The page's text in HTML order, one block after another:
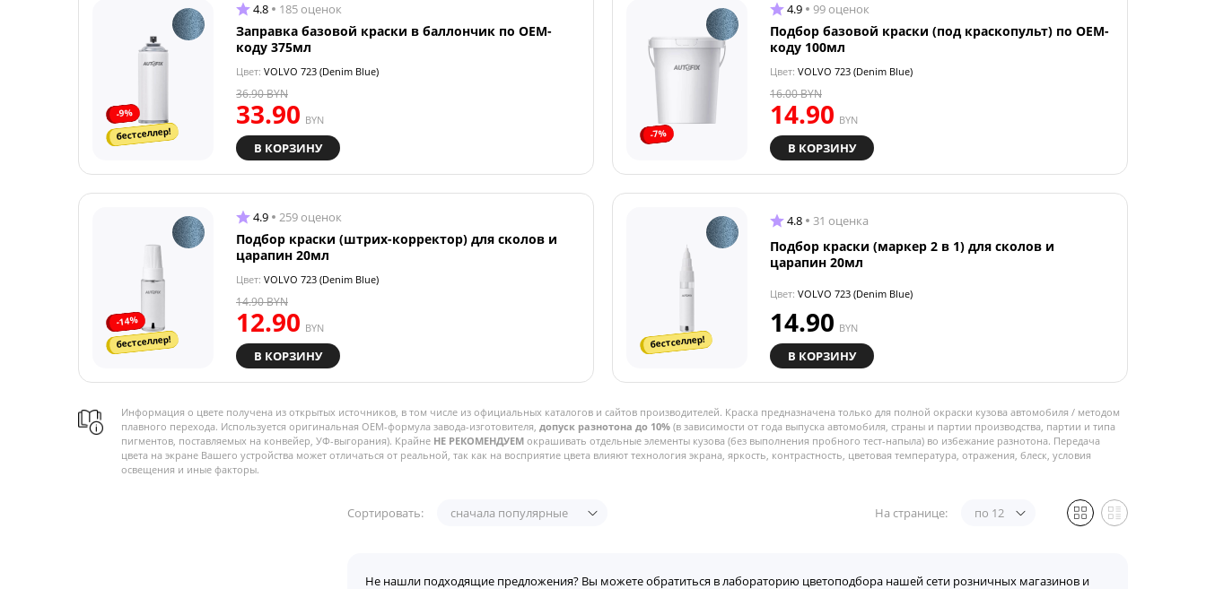
-9%
бестселлер!
4.8 185 оценок
Заправка базовой краски в баллончик по OEM-
коду 375мл
Цвет: VOLVO 723 (Denim Blue)
33.90 BYN
36.90BYN
В КОРЗИНУ
-7%
4.9 99 оценок
Подбор базовой краски (под краскопульт) по OEM-
коду 100мл
Цвет: VOLVO 723 (Denim Blue)
14.90 BYN
16.00BYN
В КОРЗИНУ
-14%
бестселлер!
4.9 259 оценок
Подбор краски (штрих-корректор) для сколов и
царапин 20мл
Цвет: VOLVO 723 (Denim Blue)
12.90 BYN
14.90BYN
В КОРЗИНУ
бестселлер!
4.8 31 оценка
Подбор краски (маркер 2 в 1) для сколов и
царапин 20мл
Цвет: VOLVO 723 (Denim Blue)
14.90 BYN
В КОРЗИНУ
Информация о цвете получена из открытых источников, в том числе из официальных каталогов и сайтов производителей. Краска предназначена только для полной окраски кузова автомобиля / методом
плавного перехода. Используется оригинальная OEM-формула завода-изготовителя, допуск разнотона до 10% (в зависимости от года выпуска автомобиля, страны и партии производства, партии и типа
пигментов, поставляемых на конвейер, УФ-выгорания). Крайне НЕ РЕКОМЕНДУЕМ окрашивать отдельные элементы кузова (без выполнения пробного тест-напыла) во избежание разнотона. Передача
цвета на экране Вашего устройства может отличаться от реальной, так как на восприятие цвета влияют технология экрана, яркость, контрастность, цветовая температура, отражения, блеск, условия
освещения и иные факторы.
Сортировать: сначала популярные На странице: по 12
Не нашли подходящие предложения? Вы можете обратиться в лабораторию цветоподбора нашей сети розничных магазинов и